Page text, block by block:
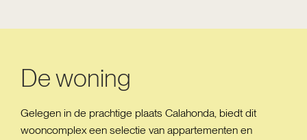
De woning
Gelegen in de prachtige plaats Calahonda, biedt dit
wooncomplex een selectie van appartementen en